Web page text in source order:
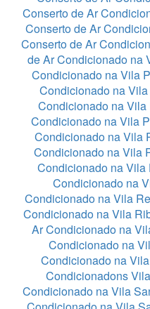
Conserto de Ar
Conserto de Ar
Conserto de Ar
de Ar Condicionado na
Condicionado na Vila
Condicionado na
Condicionado na Vila
Condicionado na Vila
Condicionado na Vila
Condicionado na Vila
Condicionado na Vila
Condicionado na
Condicionado na Vila
Condicionado na Vila
Ar Condicionado na
Condicionado na
Condicionado na
Condicionadons
Condicionado na Vila